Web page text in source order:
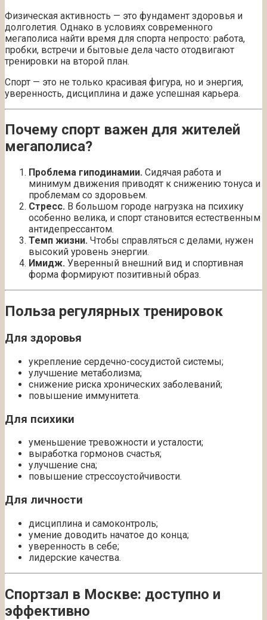
Физическая активность — это фундамент здоровья и
долголетия. Однако в условиях современного
мегаполиса найти время для спорта непросто: работа,
пробки, встречи и бытовые дела часто отодвигают
тренировки на второй план.
Спорт — это не только красивая фигура, но и энергия,
уверенность, дисциплина и даже успешная карьера.
Почему спорт важен для жителей
мегаполиса?
Проблема гиподинамии. Сидячая работа и
минимум движения приводят к снижению тонуса и
проблемам со здоровьем.
Стресс. В большом городе нагрузка на психику
особенно велика, и спорт становится естественным
антидепрессантом.
Темп жизни. Чтобы справляться с делами, нужен
высокий уровень энергии.
Имидж. Уверенный внешний вид и спортивная
форма формируют позитивный образ.
Польза регулярных тренировок
Для здоровья
укрепление сердечно-сосудистой системы;
улучшение метаболизма;
снижение риска хронических заболеваний;
повышение иммунитета.
Для психики
уменьшение тревожности и усталости;
выработка гормонов счастья;
улучшение сна;
повышение стрессоустойчивости.
Для личности
дисциплина и самоконтроль;
умение доводить начатое до конца;
уверенность в себе;
лидерские качества.
Спортзал в Москве: доступно и
эффективно